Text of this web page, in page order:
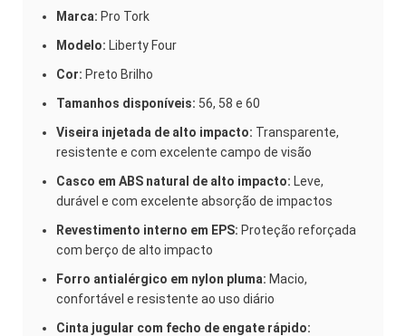
Marca: Pro Tork
Modelo: Liberty Four
Cor: Preto Brilho
Tamanhos disponíveis: 56, 58 e 60
Viseira injetada de alto impacto: Transparente,
resistente e com excelente campo de visão
Casco em ABS natural de alto impacto: Leve,
durável e com excelente absorção de impactos
Revestimento interno em EPS: Proteção reforçada
com berço de alto impacto
Forro antialérgico em nylon pluma: Macio,
confortável e resistente ao uso diário
Cinta jugular com fecho de engate rápido: